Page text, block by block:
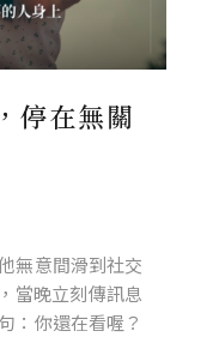
停在無關
無意間滑到社交
當晚立刻傳訊息
：你還在看喔？